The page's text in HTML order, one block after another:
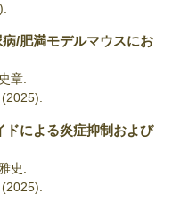
/肥満モデルマウスにお
章.
(2025)
ドによる炎症抑制および
史.
(2025)